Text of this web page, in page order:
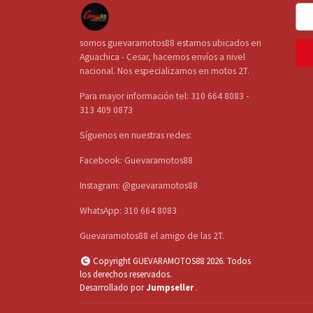
somos guevaramotos88 estamos ubicados en
Aguachica - Cesar, hacemos envíos a nivel
nacional. Nos especializamos en motos 2T.
Para mayor información tel: 310 664 8083 -
313 409 0873
Síguenos en nuestras redes:
Facebook: Guevaramotos88
Instagram: @guevaramotos88
WhatsApp: 310 664 8083
Guevaramotos88 el amigo de las 2T.
Copyright GUEVARAMOTOS88 2026. Todos
los derechos reservados.
Desarrollado porJumpseller .